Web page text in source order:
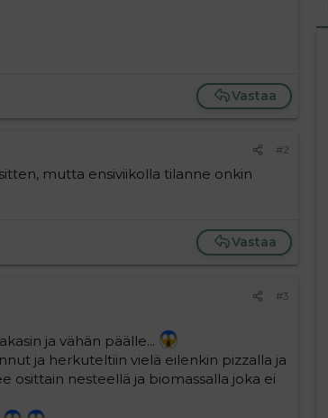
Vastaa
#2
mutta ensiviikolla tilanne onkin
Vastaa
#3
ja vähän päälle...
ja herkuteltiin vielä eilenkin pizzalla ja
osittain nesteellä ja biomassalla joka ei